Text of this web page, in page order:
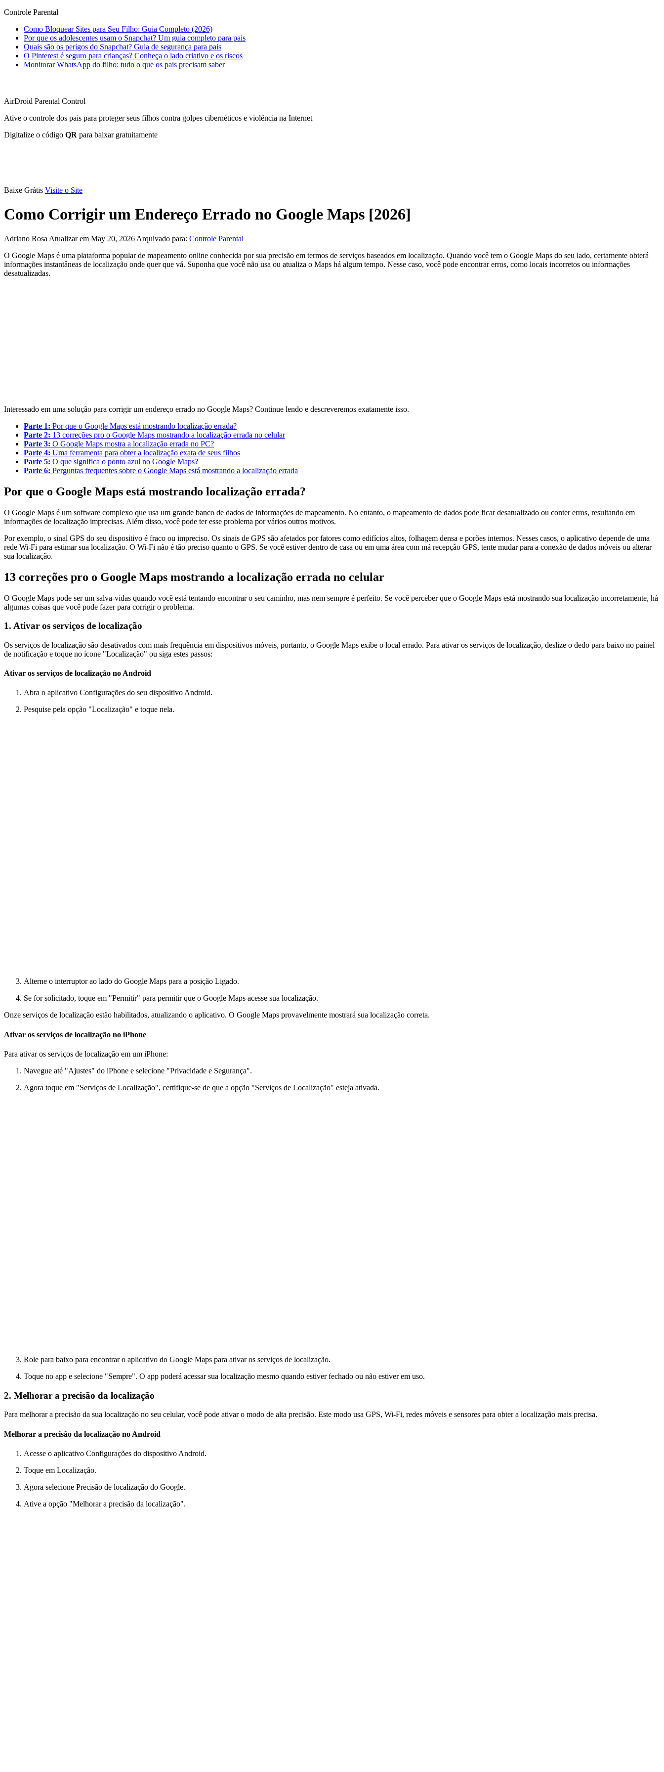
Controle Parental
Como Bloquear Sites para Seu Filho: Guia Completo (2026)
Por que os adolescentes usam o Snapchat? Um guia completo para pais
Quais são os perigos do Snapchat? Guia de segurança para pais
O Pinterest é seguro para crianças? Conheça o lado criativo e os riscos
Monitorar WhatsApp do filho: tudo o que os pais precisam saber
AirDroid Parental Control
Ative o controle dos pais para proteger seus filhos contra golpes cibernéticos e violência na Internet
Digitalize o código QR para baixar gratuitamente
Baixe Grátis Visite o Site
Como Corrigir um Endereço Errado no Google Maps [2026]
Adriano Rosa Atualizar em May 20, 2026 Arquivado para: Controle Parental
O Google Maps é uma plataforma popular de mapeamento online conhecida por sua precisão em termos de serviços baseados em localização. Quando você tem o Google Maps do seu lado, certamente obterá
informações instantâneas de localização onde quer que vá. Suponha que você não usa ou atualiza o Maps há algum tempo. Nesse caso, você pode encontrar erros, como locais incorretos ou informações
desatualizadas.
Interessado em uma solução para corrigir um endereço errado no Google Maps? Continue lendo e descreveremos exatamente isso.
Parte 1: Por que o Google Maps está mostrando localização errada?
Parte 2: 13 correções pro o Google Maps mostrando a localização errada no celular
Parte 3: O Google Maps mostra a localização errada no PC?
Parte 4: Uma ferramenta para obter a localização exata de seus filhos
Parte 5: O que significa o ponto azul no Google Maps?
Parte 6: Perguntas frequentes sobre o Google Maps está mostrando a localização errada
Por que o Google Maps está mostrando localização errada?
O Google Maps é um software complexo que usa um grande banco de dados de informações de mapeamento. No entanto, o mapeamento de dados pode ficar desatualizado ou conter erros, resultando em
informações de localização imprecisas. Além disso, você pode ter esse problema por vários outros motivos.
Por exemplo, o sinal GPS do seu dispositivo é fraco ou impreciso. Os sinais de GPS são afetados por fatores como edifícios altos, folhagem densa e porões internos. Nesses casos, o aplicativo depende de uma
rede Wi-Fi para estimar sua localização. O Wi-Fi não é tão preciso quanto o GPS. Se você estiver dentro de casa ou em uma área com má recepção GPS, tente mudar para a conexão de dados móveis ou alterar
sua localização.
13 correções pro o Google Maps mostrando a localização errada no celular
O Google Maps pode ser um salva-vidas quando você está tentando encontrar o seu caminho, mas nem sempre é perfeito. Se você perceber que o Google Maps está mostrando sua localização incorretamente, há
algumas coisas que você pode fazer para corrigir o problema.
1. Ativar os serviços de localização
Os serviços de localização são desativados com mais frequência em dispositivos móveis, portanto, o Google Maps exibe o local errado. Para ativar os serviços de localização, deslize o dedo para baixo no painel
de notificação e toque no ícone "Localização" ou siga estes passos:
Ativar os serviços de localização no Android
Abra o aplicativo Configurações do seu dispositivo Android.
Pesquise pela opção "Localização" e toque nela.
Alterne o interruptor ao lado do Google Maps para a posição Ligado.
Se for solicitado, toque em "Permitir" para permitir que o Google Maps acesse sua localização.
Onze serviços de localização estão habilitados, atualizando o aplicativo. O Google Maps provavelmente mostrará sua localização correta.
Ativar os serviços de localização no iPhone
Para ativar os serviços de localização em um iPhone:
Navegue até "Ajustes" do iPhone e selecione "Privacidade e Segurança".
Agora toque em "Serviços de Localização", certifique-se de que a opção "Serviços de Localização" esteja ativada.
Role para baixo para encontrar o aplicativo do Google Maps para ativar os serviços de localização.
Toque no app e selecione "Sempre". O app poderá acessar sua localização mesmo quando estiver fechado ou não estiver em uso.
2. Melhorar a precisão da localização
Para melhorar a precisão da sua localização no seu celular, você pode ativar o modo de alta precisão. Este modo usa GPS, Wi-Fi, redes móveis e sensores para obter a localização mais precisa.
Melhorar a precisão da localização no Android
Acesse o aplicativo Configurações do dispositivo Android.
Toque em Localização.
Agora selecione Precisão de localização do Google.
Ative a opção "Melhorar a precisão da localização".